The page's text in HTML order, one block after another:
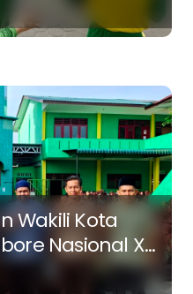
Wakili Kota
Nasional XII